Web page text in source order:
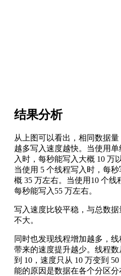
结果分析
从上图可以看出，相同数据量
越多写入速度越快。当使用单
入时，每秒能写入大概 10 万
当使用 5 个线程写入时，每秒
概 35 万左右。当使用10 个线
每秒能写入55 万左右。
写入速度比较平稳，与总数据
不大。
同时也发现线程增加越多，线
带来的速度提升越少。线程数
到 10，速度只从 10 万变到
能的原因是数据在各个分区分